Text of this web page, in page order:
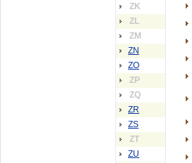
ZK
ZL
ZM
ZN
ZO
ZP
ZQ
ZR
ZS
ZT
ZU